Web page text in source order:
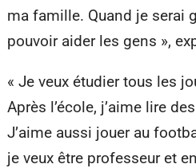
ma famille. Quand je serai
pouvoir aider les gens »,
« Je veux étudier tous les
Après l’école, j’aime lire
J’aime aussi jouer au
je veux être professeur et